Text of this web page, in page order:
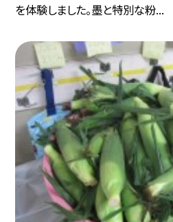
を体験しました。墨と特別な粉...